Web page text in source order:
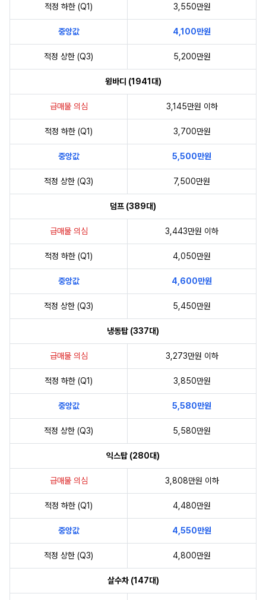
적정 하한 (Q1) 3,550만원
중앙값 4,100만원
적정 상한 (Q3) 5,200만원
윙바디 (1941대)
급매물 의심 3,145만원 이하
적정 하한 (Q1) 3,700만원
중앙값 5,500만원
적정 상한 (Q3) 7,500만원
덤프 (389대)
급매물 의심 3,443만원 이하
적정 하한 (Q1) 4,050만원
중앙값 4,600만원
적정 상한 (Q3) 5,450만원
냉동탑 (337대)
급매물 의심 3,273만원 이하
적정 하한 (Q1) 3,850만원
중앙값 5,580만원
적정 상한 (Q3) 5,580만원
익스탑 (280대)
급매물 의심 3,808만원 이하
적정 하한 (Q1) 4,480만원
중앙값 4,550만원
적정 상한 (Q3) 4,800만원
살수차 (147대)